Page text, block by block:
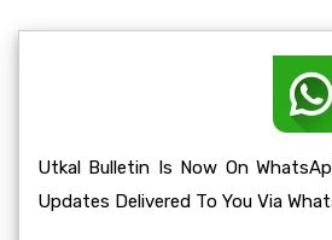
Utkal Bulletin Is Now On
Updates Delivered To You Via